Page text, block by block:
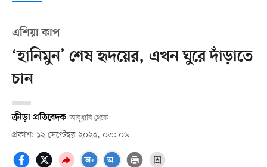
এশিয়া কাপ
‘হানিমুন’ শেষ হৃদয়ের, এখন ঘুরে দাঁড়াতে
চান
ক্রীড়া প্রতিবেদক আবুধাবি থেকে
প্রকাশ: ১২ সেপ্টেম্বর ২০২৫, ০৩: ০৬